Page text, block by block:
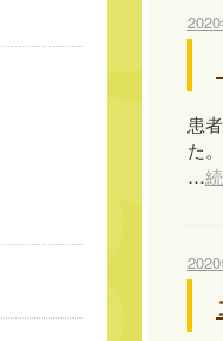
患
た。
…